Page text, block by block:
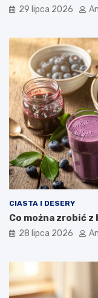
29 lipca 2026
CIASTA I DESERY
Co można zrobić
28 lipca 2026